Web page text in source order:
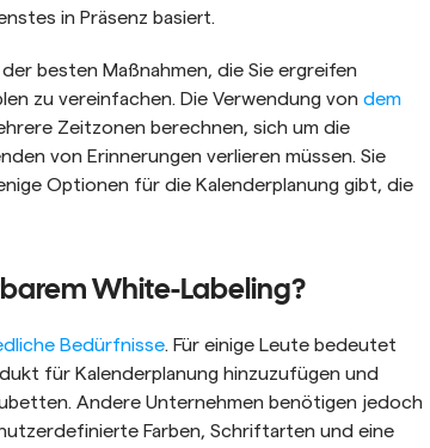
in Präsenz basiert.
besten Maßnahmen, die Sie ergreifen
zu vereinfachen. Die Verwendung von dem
Zeitzonen berechnen, sich um die
von Erinnerungen verlieren müssen. Sie
Optionen für die Kalenderplanung gibt, die
White-Labeling?
Bedürfnisse. Für einige Leute bedeutet
für Kalenderplanung hinzuzufügen und
Andere Unternehmen benötigen jedoch
Farben, Schriftarten und eine